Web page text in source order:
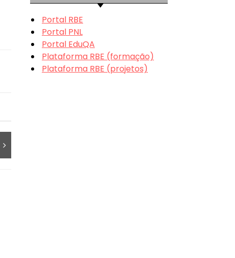
Portal RBE
Portal PNL
Portal EduQA
Plataforma RBE (formação)
Plataforma RBE (projetos)